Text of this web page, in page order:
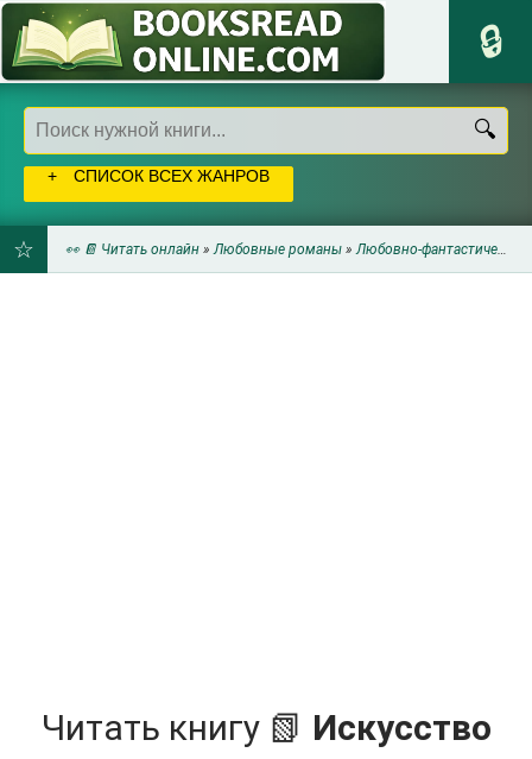
СПИСОК ВСЕХ ЖАНРОВ
👀 📔 Читать онлайн »Любовные романы »Любовно-фантастические романы
Читать книгу 📗 Искусство